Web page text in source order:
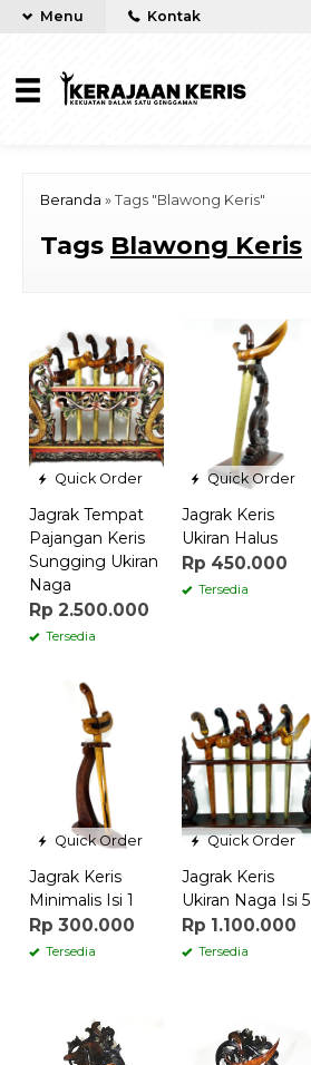
Menu Kontak
Beranda » Tags "Blawong Keris"
Tags Blawong Keris
Quick Order
Jagrak Tempat
Pajangan Keris
Sungging Ukiran
Naga
Rp 2.500.000
Tersedia
Quick Order
Jagrak Keris
Ukiran Halus
Rp 450.000
Tersedia
Quick Order
Jagrak Keris
Minimalis Isi 1
Rp 300.000
Tersedia
Quick Order
Jagrak Keris
Ukiran Naga Isi 5
Rp 1.100.000
Tersedia